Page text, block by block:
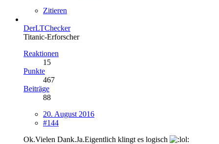
Zitieren
DerLTChecker
Titanic-Erforscher
Reaktionen
15
Punkte
467
Beiträge
88
20. August 2016
#144
Ok.Vielen Dank.Ja.Eigentlich klingt es logisch